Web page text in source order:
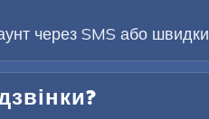
через SMS або